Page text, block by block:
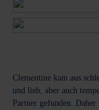
Clementine kam aus
und lieb, aber auch
Partner gefunden.